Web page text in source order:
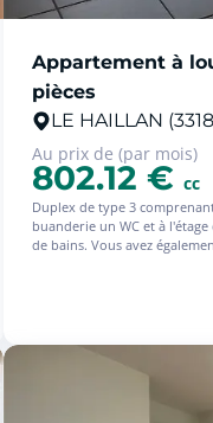
Appartement à
pièces
LE HAILLAN
Au prix de (par mois)
802.12 €cc
Duplex de type 3
buanderie un WC et à
de bains. Vous avez
comprennent les